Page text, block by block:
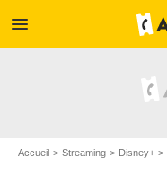
menu
Accueil Streaming Disney+